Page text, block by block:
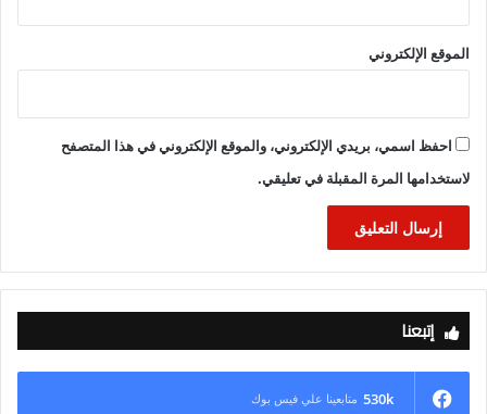
الموقع الإلكتروني
احفظ اسمي، بريدي الإلكتروني، والموقع الإلكتروني في هذا المتصفح
لاستخدامها المرة المقبلة في تعليقي.
إتبعنا
530k متابعينا علي فيس بوك